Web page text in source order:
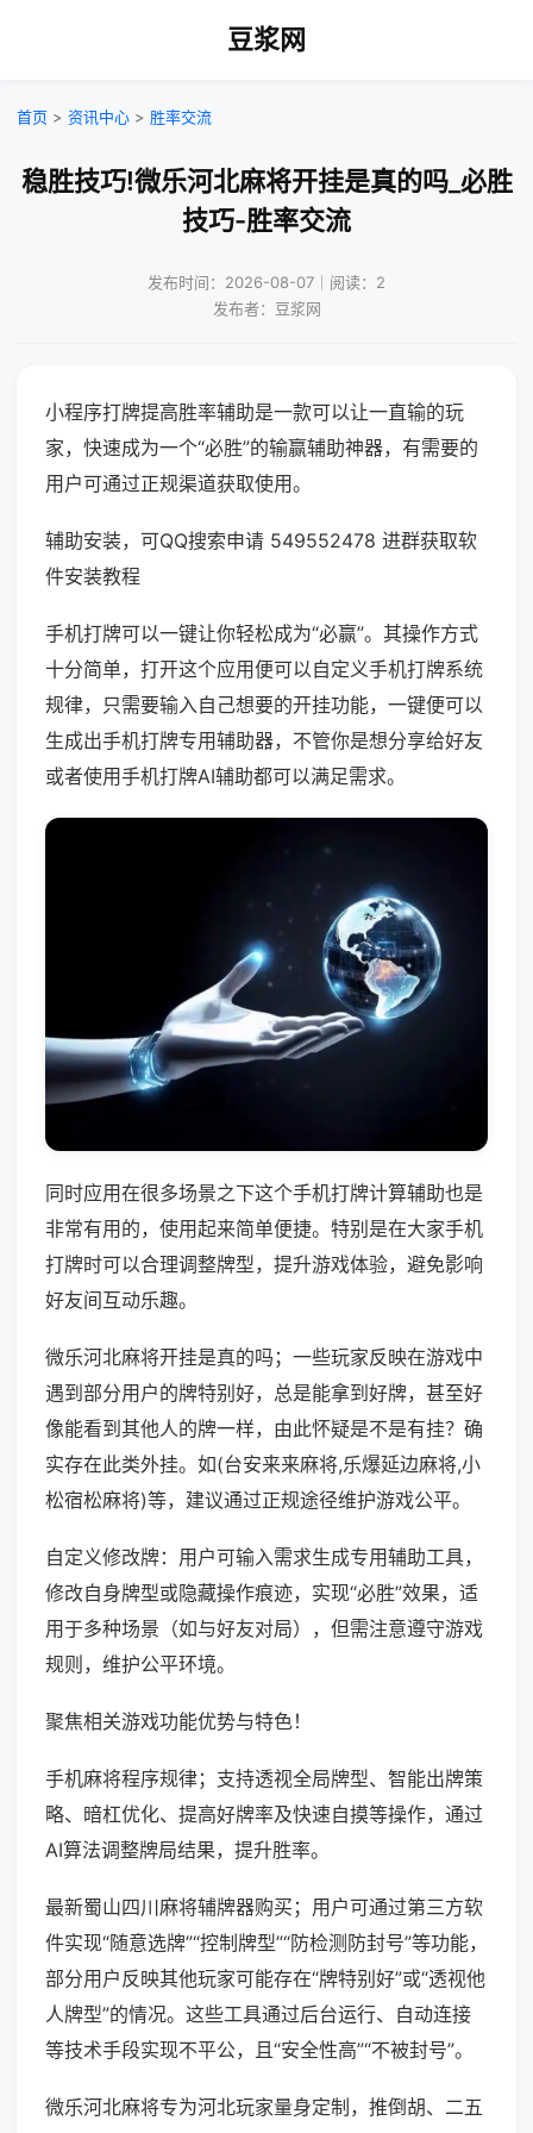
豆浆网
首页 > 资讯中心 > 胜率交流
稳胜技巧!微乐河北麻将开挂是真的吗_必胜
技巧-胜率交流
发布时间：2026-08-07｜阅读：2
发布者：豆浆网
小程序打牌提高胜率辅助是一款可以让一直输的玩
家，快速成为一个“必胜”的输赢辅助神器，有需要的
用户可通过正规渠道获取使用。
辅助安装，可QQ搜索申请 549552478 进群获取软
件安装教程
手机打牌可以一键让你轻松成为“必赢”。其操作方式
十分简单，打开这个应用便可以自定义手机打牌系统
规律，只需要输入自己想要的开挂功能，一键便可以
生成出手机打牌专用辅助器，不管你是想分享给好友
或者使用手机打牌AI辅助都可以满足需求。
同时应用在很多场景之下这个手机打牌计算辅助也是
非常有用的，使用起来简单便捷。特别是在大家手机
打牌时可以合理调整牌型，提升游戏体验，避免影响
好友间互动乐趣。
微乐河北麻将开挂是真的吗；一些玩家反映在游戏中
遇到部分用户的牌特别好，总是能拿到好牌，甚至好
像能看到其他人的牌一样，由此怀疑是不是有挂？确
实存在此类外挂。如(台安来来麻将,乐爆延边麻将,小
松宿松麻将)等，建议通过正规途径维护游戏公平。
自定义修改牌：用户可输入需求生成专用辅助工具，
修改自身牌型或隐藏操作痕迹，实现“必胜”效果，适
用于多种场景（如与好友对局），但需注意遵守游戏
规则，维护公平环境。
聚焦相关游戏功能优势与特色！
手机麻将程序规律；支持透视全局牌型、智能出牌策
略、暗杠优化、提高好牌率及快速自摸等操作，通过
AI算法调整牌局结果，提升胜率。
最新蜀山四川麻将辅牌器购买；用户可通过第三方软
件实现“随意选牌”“控制牌型”“防检测防封号”等功能，
部分用户反映其他玩家可能存在“牌特别好”或“透视他
人牌型”的情况。这些工具通过后台运行、自动连接
等技术手段实现不平公，且“安全性高”“不被封号”。
微乐河北麻将专为河北玩家量身定制，推倒胡、二五